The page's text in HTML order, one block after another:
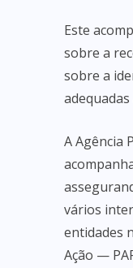
Este
sobre a
sobre a
A Agência
vários
entidades
Ação —